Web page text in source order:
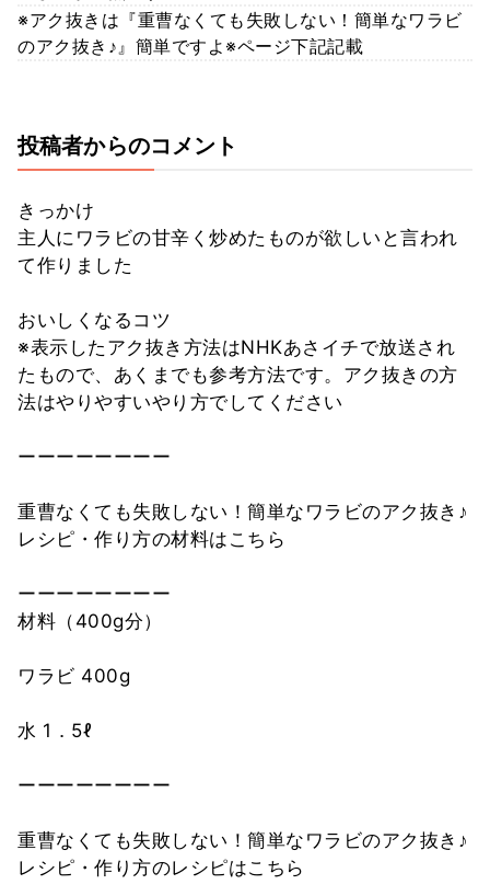
※アク抜きは『重曹なくても失敗しない！簡単なワラビ
のアク抜き♪』簡単ですよ※ページ下記記載
投稿者からのコメント
きっかけ
主人にワラビの甘辛く炒めたものが欲しいと言われ
て作りました
おいしくなるコツ
※表示したアク抜き方法はNHKあさイチで放送され
たもので、あくまでも参考方法です。アク抜きの方
法はやりやすいやり方でしてください
ーーーーーーーー
重曹なくても失敗しない！簡単なワラビのアク抜き♪
レシピ・作り方の材料はこちら
ーーーーーーーー
材料（400g分）
ワラビ 400g
水 1．5ℓ
ーーーーーーーー
重曹なくても失敗しない！簡単なワラビのアク抜き♪
レシピ・作り方のレシピはこちら